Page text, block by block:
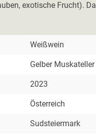
exotische Frucht).
Weißwein
Gelber Muskateller
2023
Österreich
Sudsteiermark